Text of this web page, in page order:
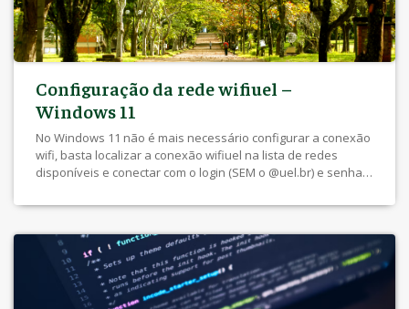
Configuração da rede wifiuel –
Windows 11
No Windows 11 não é mais necessário configurar a conexão
wifi, basta localizar a conexão wifiuel na lista de redes
disponíveis e conectar com o login (SEM o @uel.br) e senha
apresenta problemas para digitar o login e senha na tela de